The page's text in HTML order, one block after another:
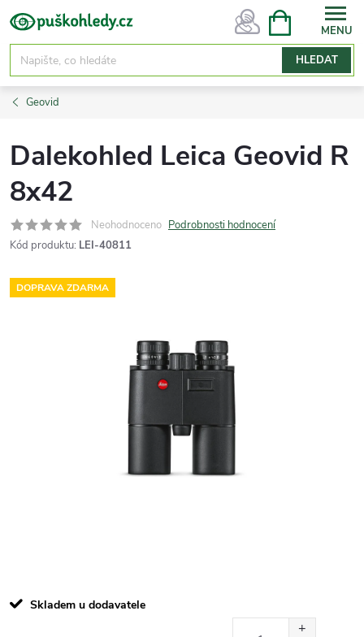
Přejít
na
obsah
HLEDAT
NÁKUPNÍ
Geovid
Dalekohled Leica Geovid R
8x42
Neohodnoceno Podrobnosti hodnocení
Kód produktu: LEI-40811
DOPRAVA ZDARMA
Skladem u dodavatele